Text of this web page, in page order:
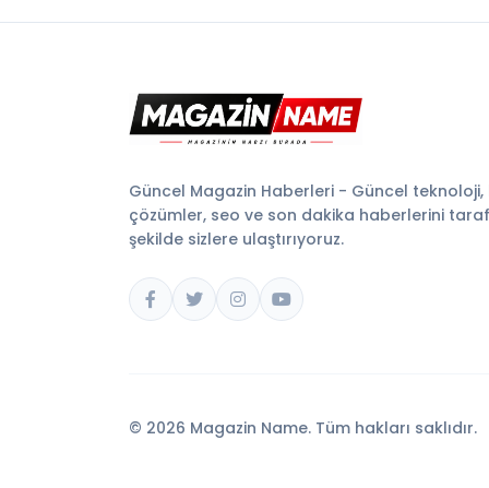
Güncel Magazin Haberleri - Güncel teknoloji,
çözümler, seo ve son dakika haberlerini
şekilde sizlere ulaştırıyoruz.
© 2026 Magazin Name. Tüm hakları saklıdır.